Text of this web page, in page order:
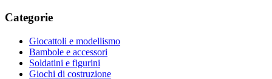
Categorie
Giocattoli e modellismo
Bambole e accessori
Soldatini e figurini
Giochi di costruzione